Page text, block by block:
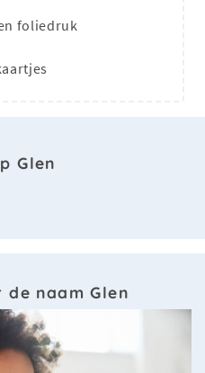
foliedruk
Glen
naam Glen